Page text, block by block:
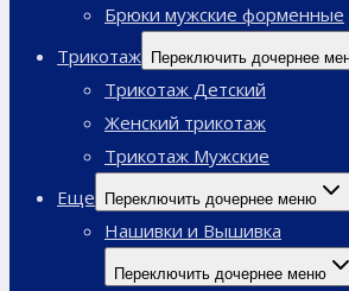
Брюки мужские форменные
Трикотаж Переключить дочернее
Трикотаж Детский
Женский трикотаж
Трикотаж Мужские
Еще
Переключить дочернее меню
Нашивки и Вышивка
Переключить дочернее меню